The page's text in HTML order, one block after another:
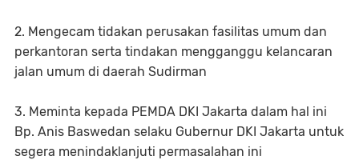
2. Mengecam tidakan perusakan fasilitas umum dan
perkantoran serta tindakan mengganggu kelancaran
jalan umum di daerah Sudirman
3. Meminta kepada PEMDA DKI Jakarta dalam hal ini
Bp. Anis Baswedan selaku Gubernur DKI Jakarta untuk
segera menindaklanjuti permasalahan ini